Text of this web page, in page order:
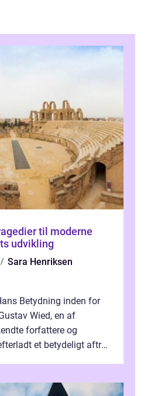
til moderne
udvikling
Sara Henriksen
Betydning inden for
Wied, en af
forfattere og
et betydeligt aftryk